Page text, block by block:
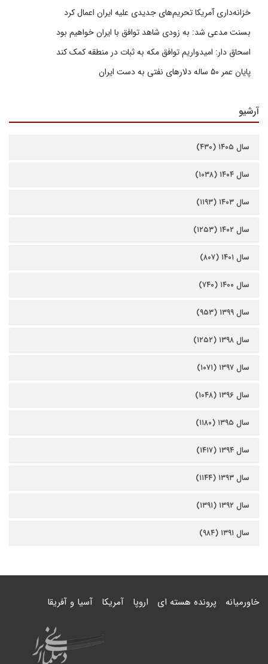
خزانه‌داری آمریکا تحریم‌های جدیدی علیه ایران اعمال کرد
بسنت مدعی شد: به زودی شاهد توافق با ایران خواهیم بود
اسحاق دار: امیدواریم توافق مکه به ثبات در منطقه کمک کند
پایان عمر ۵۰ ساله دلارهای نفتی به دست ایران
آرشیو
سال ۱۴۰۵ (۴۳۰)
سال ۱۴۰۴ (۱۰۳۸)
سال ۱۴۰۳ (۱۱۹۳)
سال ۱۴۰۲ (۱۲۵۳)
سال ۱۴۰۱ (۸۰۷)
سال ۱۴۰۰ (۷۴۰)
سال ۱۳۹۹ (۹۵۳)
سال ۱۳۹۸ (۱۲۵۲)
سال ۱۳۹۷ (۱۰۷۱)
سال ۱۳۹۶ (۱۰۴۸)
سال ۱۳۹۵ (۱۱۸۰)
سال ۱۳۹۴ (۱۴۱۷)
سال ۱۳۹۳ (۱۱۴۴)
سال ۱۳۹۲ (۱۳۹۱)
سال ۱۳۹۱ (۹۸۴)
خاورمیانه پرونده هسته ای اروپا آمریکا آسیا و آفریقا